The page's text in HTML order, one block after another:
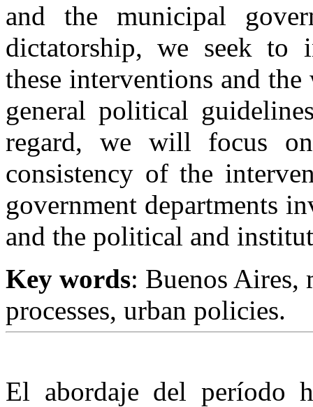
and the municipal
dictatorship, we seek to
these interventions and
general political
regard, we will focus
consistency of the
government departments
and the political and
Key words: Buenos
processes, urban policies.
El abordaje del período